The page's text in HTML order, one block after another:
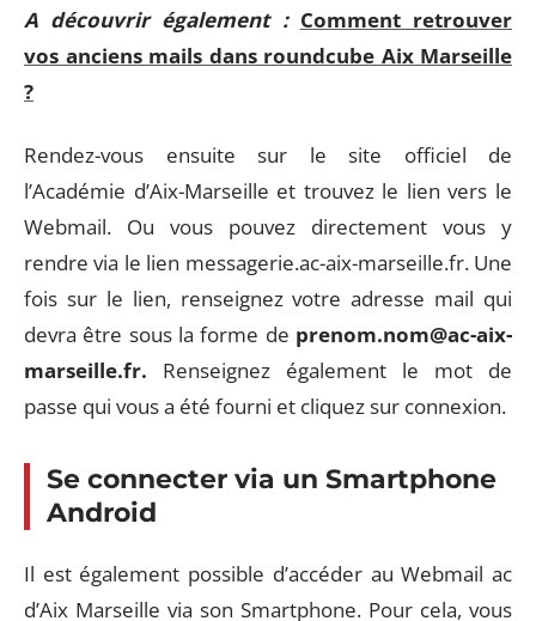
A découvrir également : Comment retrouver
vos anciens mails dans roundcube Aix Marseille
?
Rendez-vous ensuite sur le site officiel de
l’Académie d’Aix-Marseille et trouvez le lien vers le
Webmail. Ou vous pouvez directement vous y
rendre via le lien messagerie.ac-aix-marseille.fr. Une
fois sur le lien, renseignez votre adresse mail qui
devra être sous la forme de prenom.nom@ac-aix-
marseille.fr. Renseignez également le mot de
passe qui vous a été fourni et cliquez sur connexion.
Se connecter via un Smartphone
Android
Il est également possible d’accéder au Webmail ac
d’Aix Marseille via son Smartphone. Pour cela, vous